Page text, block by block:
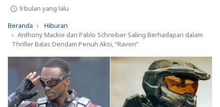
9 bulan yang lalu
Beranda
Hiburan
Anthony Mackie dan Pablo Schreiber Saling Berhadapan dalam
Thriller Balas Dendam Penuh Aksi, “Raven”